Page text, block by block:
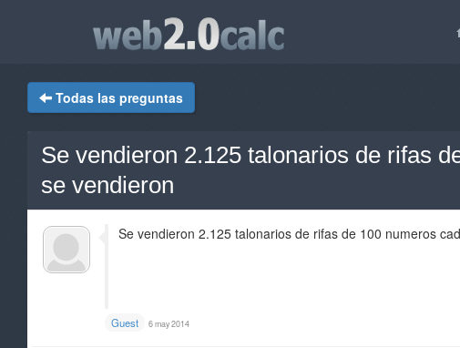
Todas las preguntas
Se vendieron 2.125 talonarios de rifas
se vendieron
Se vendieron 2.125 talonarios de rifas de 100 numeros
Guest 6 may 2014